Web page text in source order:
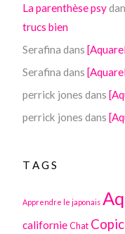
La parenthèse psy
trucs bien
Serafina dans
Serafina dans
perrick jones dans
perrick jones dans
TAGS
Apprendre le japonais
californie Chat Copic